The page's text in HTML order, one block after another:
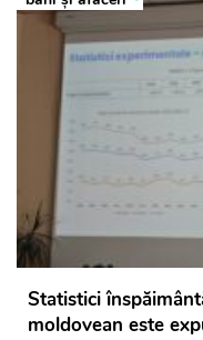
Statistici
moldovean este